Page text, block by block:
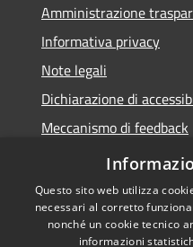
Amministrazione
Informativa privacy
Note legali
Dichiarazione di
Meccanismo di feedback
Whistleblowing
Questo sito web utilizza
necessari al corretto
nonché un cookie tecnico
informazioni